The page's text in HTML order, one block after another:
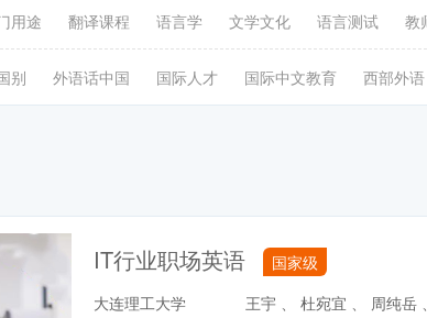
用途 翻译课程 语言学 文学文化 语言测试 教
别 外语话中国 国际人才 国际中文教育 西部外语
IT行业职场英语 国家级
大连理工大学
王宇 、 杜宛宜 、 周纯岳